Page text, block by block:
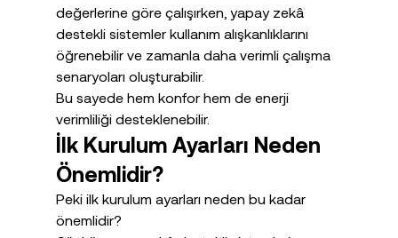
değerlerine göre çalışırken, yapay zekâ
destekli sistemler kullanım alışkanlıklarını
öğrenebilir ve zamanla daha verimli çalışma
senaryoları oluşturabilir.
Bu sayede hem konfor hem de enerji
verimliliği desteklenebilir.
İlk Kurulum Ayarları Neden
Önemlidir?
Peki ilk kurulum ayarları neden bu kadar
önemlidir?